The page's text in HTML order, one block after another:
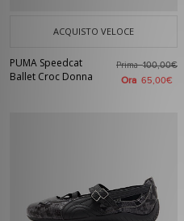
ACQUISTO VELOCE
PUMA Speedcat
Ballet Croc Donna
Prima100,00€
Ora 65,00€